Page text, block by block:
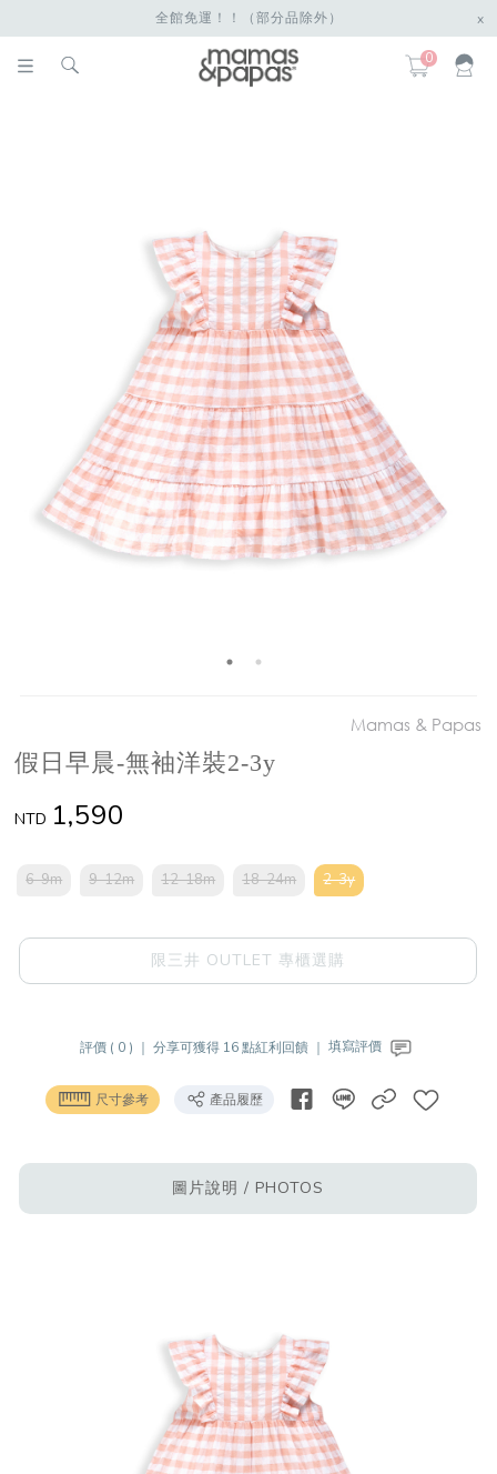
全館免運！！（部分品除外） x
0
Mamas & Papas
假日早晨-無袖洋裝2-3y
NTD 1,590
6-9m 9-12m 12-18m 18-24m 2-3y
限三井 OUTLET 專櫃選購
評價 ( 0 ) ｜分享可獲得 16 點紅利回饋 ｜填寫評價
尺寸參考 產品履歷
圖片說明 / PHOTOS